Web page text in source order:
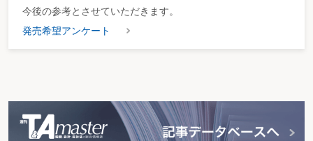
今後の参考とさせていただきます。
発売希望アンケート